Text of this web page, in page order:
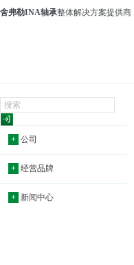
舍弗勒INA轴承整体解决方案提供商
+ 公司
+ 经营品牌
+ 新闻中心